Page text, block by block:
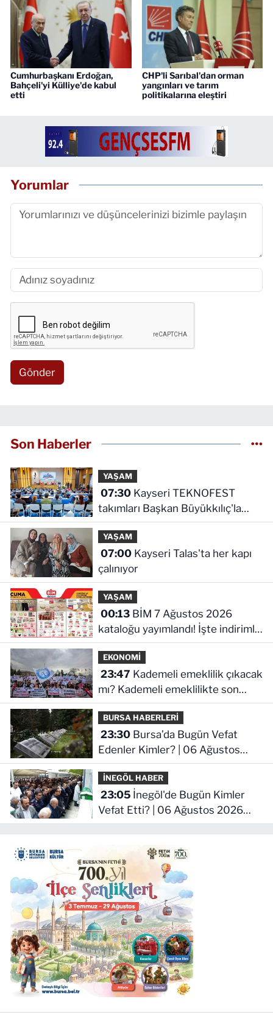
Cumhurbaşkanı Erdoğan,
Bahçeli'yi Külliye'de kabul
etti
CHP'li Sarıbal'dan orman
yangınları ve tarım
politikalarına eleştiri
Yorumlar
Gönder
Son Haberler
YAŞAM
07:30Kayseri TEKNOFEST
takımları Başkan Büyükkılıç'la
buluştu
YAŞAM
07:00Kayseri Talas'ta her kapı
çalınıyor
YAŞAM
00:13BİM 7 Ağustos 2026
kataloğu yayımlandı! İşte indirimli
ürünler ve fiyatları
EKONOMİ
23:47
mı? Kademeli emeklilikte son
durum ne!
BURSA HABERLERİ
23:30Bursa’da Bugün Vefat
Edenler Kimler? | 06 Ağustos
2026 Perşembe
İNEGÖL HABER
23:05İnegöl'de Bugün Kimler
Vefat Etti? | 06 Ağustos 2026
Perşembe